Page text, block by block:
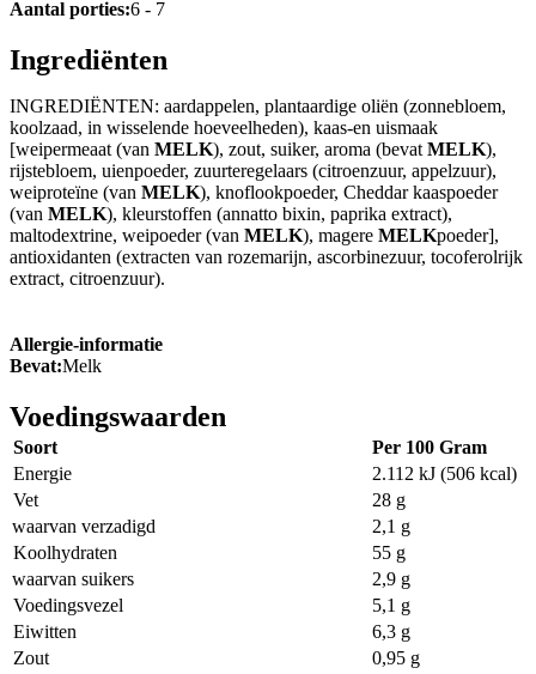
Aantal porties:6 - 7
Ingrediënten
INGREDIËNTEN: aardappelen, plantaardige oliën (zonnebloem,
koolzaad, in wisselende hoeveelheden), kaas-en uismaak
[weipermeaat (van MELK), zout, suiker, aroma (bevat MELK),
rijstebloem, uienpoeder, zuurteregelaars (citroenzuur, appelzuur),
weiproteïne (van MELK), knoflookpoeder, Cheddar kaaspoeder
(van MELK), kleurstoffen (annatto bixin, paprika extract),
maltodextrine, weipoeder (van MELK), magere MELKpoeder],
antioxidanten (extracten van rozemarijn, ascorbinezuur, tocoferolrijk
extract, citroenzuur).
Allergie-informatie
Bevat:Melk
Voedingswaarden
Soort
Per 100 Gram
Energie
2.112 kJ (506 kcal)
Vet
28 g
waarvan verzadigd
2,1 g
Koolhydraten
55 g
waarvan suikers
2,9 g
Voedingsvezel
5,1 g
Eiwitten
6,3 g
Zout
0,95 g